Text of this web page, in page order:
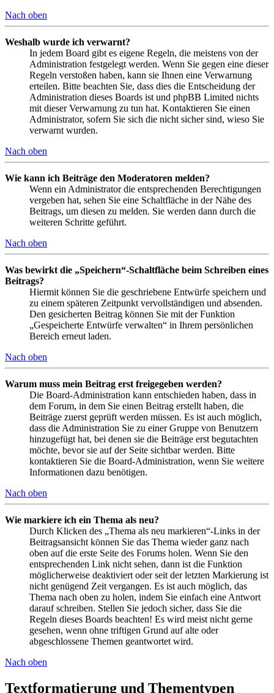
Nach oben
Weshalb wurde ich verwarnt?
In jedem Board gibt es eigene Regeln, die meistens von der
Administration festgelegt werden. Wenn Sie gegen eine dieser
Regeln verstoßen haben, kann sie Ihnen eine Verwarnung
erteilen. Bitte beachten Sie, dass dies die Entscheidung der
Administration dieses Boards ist und phpBB Limited nichts
mit dieser Verwarnung zu tun hat. Kontaktieren Sie einen
Administrator, sofern Sie sich die nicht sicher sind, wieso Sie
verwarnt wurden.
Nach oben
Wie kann ich Beiträge den Moderatoren melden?
Wenn ein Administrator die entsprechenden Berechtigungen
vergeben hat, sehen Sie eine Schaltfläche in der Nähe des
Beitrags, um diesen zu melden. Sie werden dann durch die
weiteren Schritte geführt.
Nach oben
Was bewirkt die „Speichern“-Schaltfläche beim Schreiben eines
Beitrags?
Hiermit können Sie die geschriebene Entwürfe speichern und
zu einem späteren Zeitpunkt vervollständigen und absenden.
Den gesicherten Beitrag können Sie mit der Funktion
„Gespeicherte Entwürfe verwalten“ in Ihrem persönlichen
Bereich erneut laden.
Nach oben
Warum muss mein Beitrag erst freigegeben werden?
Die Board-Administration kann entschieden haben, dass in
dem Forum, in dem Sie einen Beitrag erstellt haben, die
Beiträge zuerst geprüft werden müssen. Es ist auch möglich,
dass die Administration Sie zu einer Gruppe von Benutzern
hinzugefügt hat, bei denen sie die Beiträge erst begutachten
möchte, bevor sie auf der Seite sichtbar werden. Bitte
kontaktieren Sie die Board-Administration, wenn Sie weitere
Informationen dazu benötigen.
Nach oben
Wie markiere ich ein Thema als neu?
Durch Klicken des „Thema als neu markieren“-Links in der
Beitragsansicht können Sie das Thema wieder ganz nach
oben auf die erste Seite des Forums holen. Wenn Sie den
entsprechenden Link nicht sehen, dann ist die Funktion
möglicherweise deaktiviert oder seit der letzten Markierung ist
nicht genügend Zeit vergangen. Es ist auch möglich, das
Thema nach oben zu holen, indem Sie einfach eine Antwort
darauf schreiben. Stellen Sie jedoch sicher, dass Sie die
Regeln dieses Boards beachten! Es wird meist nicht gerne
gesehen, wenn ohne triftigen Grund auf alte oder
abgeschlossene Themen geantwortet wird.
Nach oben
Textformatierung und Thementypen